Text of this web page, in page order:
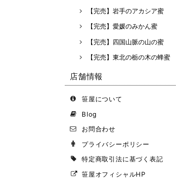
【完売】岩手のアカシア蜜
【完売】愛媛のみかん蜜
【完売】四国山脈の山の蜜
【完売】東北の栃の木の蜂蜜
店舗情報
笹屋について
Blog
お問合わせ
プライバシーポリシー
特定商取引法に基づく表記
笹屋オフィシャルHP